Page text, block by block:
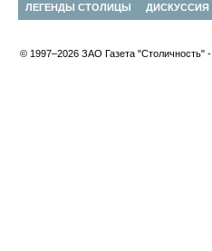
ЛЕГЕНДЫ СТОЛИЦЫ ДИСКУССИЯ
© 1997–2026 ЗАО Газета "Столичность" -